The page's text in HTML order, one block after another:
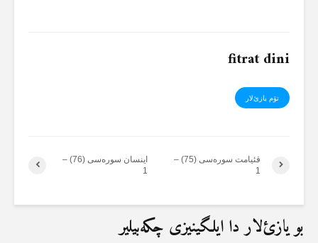
fitrat dini
تۆم یازئ‌لار
اینسان سورەسی (76) –
1
قئیامت سورەسی (75) –
1
بو یازئ‌لار دا ایلگینیزی چکەبیلیر